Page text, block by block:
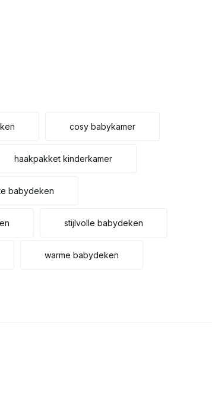
cosy babykamer
haakpakket kinderkamer
babydeken
stijlvolle babydeken
warme babydeken